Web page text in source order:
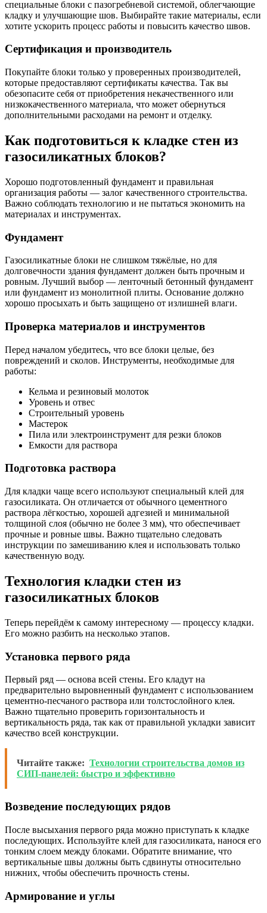
специальные блоки с пазогребневой системой, облегчающие
кладку и улучшающие шов. Выбирайте такие материалы, если
хотите ускорить процесс работы и повысить качество швов.
Сертификация и производитель
Покупайте блоки только у проверенных производителей,
которые предоставляют сертификаты качества. Так вы
обезопасите себя от приобретения некачественного или
низкокачественного материала, что может обернуться
дополнительными расходами на ремонт и отделку.
Как подготовиться к кладке стен из
газосиликатных блоков?
Хорошо подготовленный фундамент и правильная
организация работы — залог качественного строительства.
Важно соблюдать технологию и не пытаться экономить на
материалах и инструментах.
Фундамент
Газосиликатные блоки не слишком тяжёлые, но для
долговечности здания фундамент должен быть прочным и
ровным. Лучший выбор — ленточный бетонный фундамент
или фундамент из монолитной плиты. Основание должно
хорошо просыхать и быть защищено от излишней влаги.
Проверка материалов и инструментов
Перед началом убедитесь, что все блоки целые, без
повреждений и сколов. Инструменты, необходимые для
работы:
Кельма и резиновый молоток
Уровень и отвес
Строительный уровень
Мастерок
Пила или электроинструмент для резки блоков
Емкости для раствора
Подготовка раствора
Для кладки чаще всего используют специальный клей для
газосиликата. Он отличается от обычного цементного
раствора лёгкостью, хорошей адгезией и минимальной
толщиной слоя (обычно не более 3 мм), что обеспечивает
прочные и ровные швы. Важно тщательно следовать
инструкции по замешиванию клея и использовать только
качественную воду.
Технология кладки стен из
газосиликатных блоков
Теперь перейдём к самому интересному — процессу кладки.
Его можно разбить на несколько этапов.
Установка первого ряда
Первый ряд — основа всей стены. Его кладут на
предварительно выровненный фундамент с использованием
цементно-песчаного раствора или толстослойного клея.
Важно тщательно проверить горизонтальность и
вертикальность ряда, так как от правильной укладки зависит
качество всей конструкции.
Читайте также: Технологии строительства домов из
СИП-панелей: быстро и эффективно
Возведение последующих рядов
После высыхания первого ряда можно приступать к кладке
последующих. Используйте клей для газосиликата, нанося его
тонким слоем между блоками. Обратите внимание, что
вертикальные швы должны быть сдвинуты относительно
нижних, чтобы обеспечить прочность стены.
Армирование и углы